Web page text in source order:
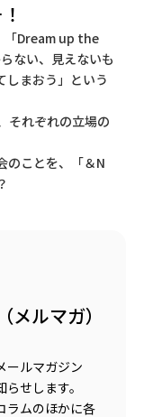
「Dream up the
ない、見えないも
しまおう」という
それぞれの立場の
のことを、「＆N
ルマガ）
ールマガジン
せします。
ラムのほかに各